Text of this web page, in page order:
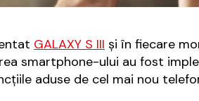
GALAXY S III și în fiecare
smartphone-ului au fost
aduse de cel mai nou